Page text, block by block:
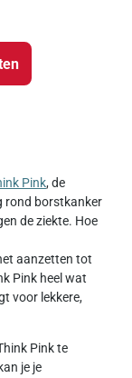
Pink, de
rond borstkanker
de ziekte. Hoe
aanzetten tot
Pink heel wat
voor lekkere,
Pink te
je je